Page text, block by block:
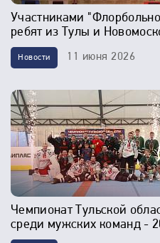
Участниками
ребят из Тулы и
Новости 11 июня 2026
Чемпионат Тульской
среди мужских команд -